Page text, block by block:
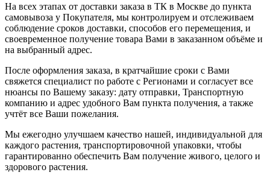
На всех этапах от доставки заказа в ТК в Москве до пункта
самовывоза у Покупателя, мы контролируем и отслеживаем
соблюдение сроков доставки, способов его перемещения, и
своевременное получение товара Вами в заказанном объёме и
на выбранный адрес.
После оформления заказа, в кратчайшие сроки с Вами
свяжется специалист по работе с Регионами и согласует все
нюансы по Вашему заказу: дату отправки, Транспортную
компанию и адрес удобного Вам пункта получения, а также
учтёт все Ваши пожелания.
Мы ежегодно улучшаем качество нашей, индивидуальной для
каждого растения, транспортировочной упаковки, чтобы
гарантированно обеспечить Вам получение живого, целого и
здорового растения.